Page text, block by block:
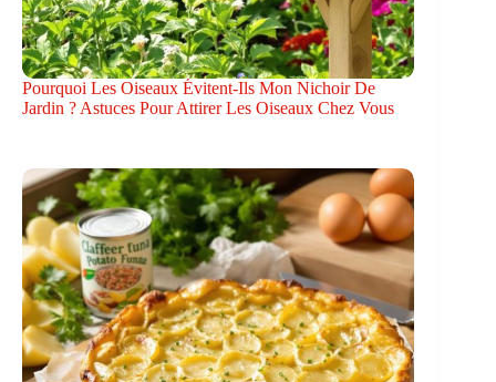
Pourquoi Les Oiseaux Évitent-Ils Mon Nichoir De
Jardin ? Astuces Pour Attirer Les Oiseaux Chez Vous